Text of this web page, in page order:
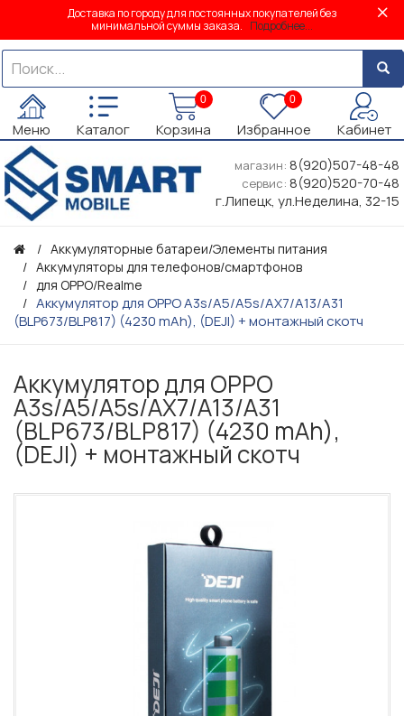
Доставка по городу для постоянных покупателей без
минимальной суммы заказа. Подробнее...
Меню Каталог
0
Корзина
0
Избранное Кабинет
магазин: 8(920)507-48-48
сервис: 8(920)520-70-48
г.Липецк, ул.Неделина, 32-15
Аккумуляторные батареи/Элементы питания
Аккумуляторы для телефонов/смартфонов
для OPPO/Realme
Аккумулятор для OPPO A3s/A5/A5s/AX7/A13/A31
(BLP673/BLP817) (4230 mAh), (DEJI) + монтажный скотч
Аккумулятор для OPPO
A3s/A5/A5s/AX7/A13/A31
(BLP673/BLP817) (4230 mAh),
(DEJI) + монтажный скотч